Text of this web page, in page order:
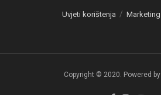
Uvjeti korištenja Marketing
Copyright © 2020. Powered by